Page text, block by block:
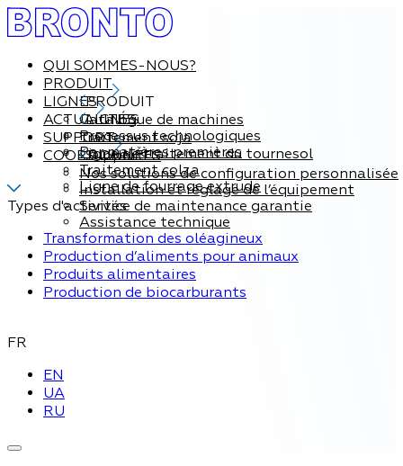
QUI SOMMES-NOUS?
PRODUIT
PRODUIT
Catalogue de machines
Processus technologiques
Par matières premières
LIGNES
LIGNES
Traitement soja
Ligne de traitement du tournesol
Traitement colza
Ligne de fourrage extrude
ACTUALITÉS
SUPPORT
Support
Nos solutions de configuration personnalisée
Installation et réglage de l’équipement
Service de maintenance garantie
Assistance technique
COORDONNÉES
Types d'activités
Transformation des oléagineux
Production d’aliments pour animaux
Produits alimentaires
Production de biocarburants
FR
EN
UA
RU